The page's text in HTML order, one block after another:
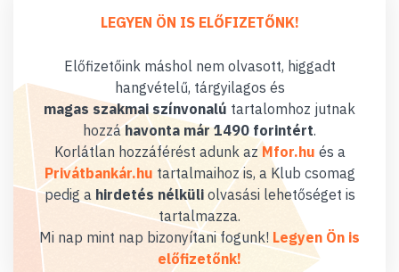
LEGYEN ÖN IS ELŐFIZETŐNK!
Előfizetőink máshol nem olvasott, higgadt
hangvételű, tárgyilagos és
magas szakmai színvonalú tartalomhoz jutnak
hozzáhavonta már 1490 forintért.
Korlátlan hozzáférést adunk az Mfor.hu és a
Privátbankár.hu tartalmaihoz is, a Klub csomag
pedig a hirdetés nélküliolvasási lehetőséget is
tartalmazza.
Mi nap mint nap bizonyítani fogunk! Legyen Ön is
előfizetőnk!